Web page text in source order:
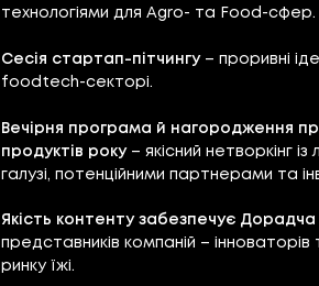
технологіями для Agro- та Food-сфер.
​Сесія стартап-пітчингу– проривні
foodtech-секторі.
Вечірня програма й нагородження
продуктів року – якісний нетворкінг
галузі, потенційними партнерами та
Якість контенту забезпечує
представників компаній – інноваторів
ринку їжі.